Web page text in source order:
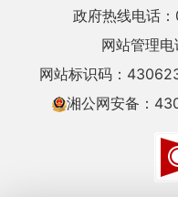
政府热线电话
网站管理
网站标识码：
湘公网安备：